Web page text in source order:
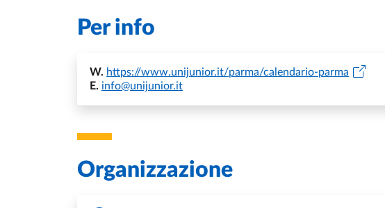
Per info
W. https://www.unijunior.it/parma/calendario-parma
E. info@unijunior.it
Organizzazione